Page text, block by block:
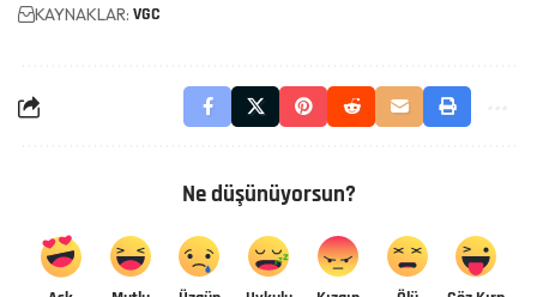
KAYNAKLAR: VGC
Ne düşünüyorsun?